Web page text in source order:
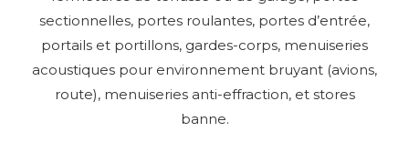
sectionnelles, portes roulantes, portes d’entrée,
portails et portillons, gardes-corps, menuiseries
acoustiques pour environnement bruyant (avions,
route), menuiseries anti-effraction, et stores
banne.